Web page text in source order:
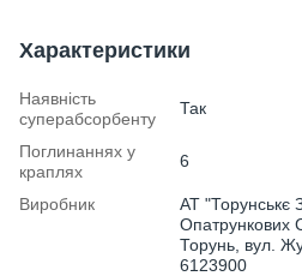
Характеристики
Наявність
суперабсорбенту
Так
Поглинаннях у
краплях
6
Виробник
АТ "Торунськє
Опатрункових
Торунь, вул.
6123900